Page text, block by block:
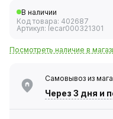
В наличии
Код товара: 402687
Артикул: lecar000321301
Посмотреть наличие в
Самовывоз из
Через 3 дня и